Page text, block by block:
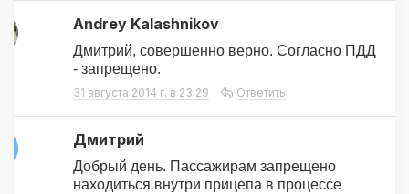
Andrey Kalashnikov
Дмитрий, совершенно верно. Согласно ПДД
- запрещено.
31 августа 2014 г. в 23:29 Ответить
Дмитрий
Добрый день. Пассажирам запрещено
находиться внутри прицепа в процессе